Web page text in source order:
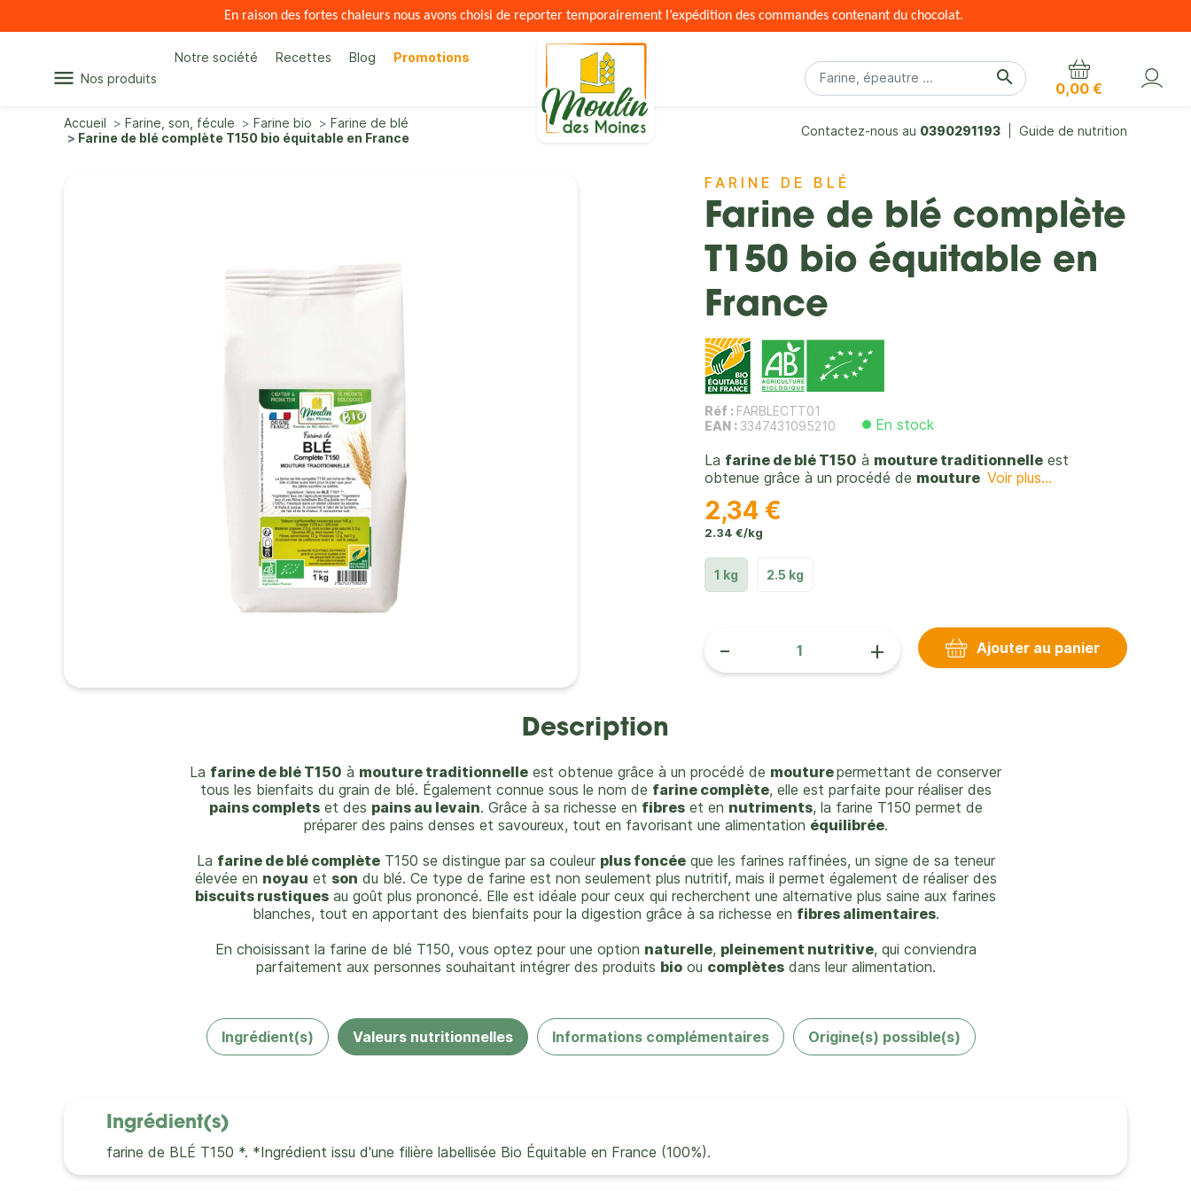
En raison des fortes chaleurs nous avons choisi de reporter temporairement l’expédition des commandes contenant du chocolat.
menu Nos produits
Notre société Recettes Blog Promotions
search
0,00 €
Accueil Farine, son, fécule Farine bio
Farine de blé
Farine de blé complète T150 bio équitable en France
Contactez-nous au 0390291193 Guide de nutrition
FARINE DE BLÉ
Farine de blé complète
T150 bio équitable en
France
Réf : FARBLECTT01
EAN : 3347431095210
En stock
La farine de blé T150 à mouture traditionnelle est
obtenue grâce à un procédé de mouture Voir plus...
2,34 €
2.34 €/kg
1 kg 2.5 kg
- + Ajouter au panier
Description
La farine de blé T150 à mouture traditionnelle est obtenue grâce à un procédé de mouturepermettant de conserver
tous les bienfaits du grain de blé. Également connue sous le nom de farine complète, elle est parfaite pour réaliser des
pains completset des pains au levain. Grâce à sa richesse en fibreset en nutriments, la farine T150 permet de
préparer des pains denses et savoureux, tout en favorisant une alimentation équilibrée.
La farine de blé complèteT150 se distingue par sa couleur plus foncéeque les farines raffinées, un signe de sa teneur
élevée en noyau et son du blé. Ce type de farine est non seulement plus nutritif, mais il permet également de réaliser des
biscuits rustiques au goût plus prononcé. Elle est idéale pour ceux qui recherchent une alternative plus saine aux farines
blanches, tout en apportant des bienfaits pour la digestion grâce à sa richesse en fibres alimentaires.
En choisissant la farine de blé T150, vous optez pour une option naturelle, pleinement nutritive, qui conviendra
parfaitement aux personnes souhaitant intégrer des produits bioou complètesdans leur alimentation.
Ingrédient(s) Valeurs nutritionnelles Informations complémentaires Origine(s) possible(s)
Ingrédient(s)
farine de BLÉ T150 *. *Ingrédient issu d'une filière labellisée Bio Équitable en France (100%).